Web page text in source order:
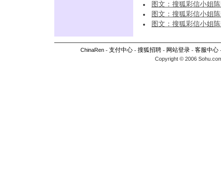
图文：搜狐彩信小姐
图文：搜狐彩信小姐
图文：搜狐彩信小姐
ChinaRen- 支付中心- 搜狐招聘- 网站登录- 客服中心
Copyright © 2006